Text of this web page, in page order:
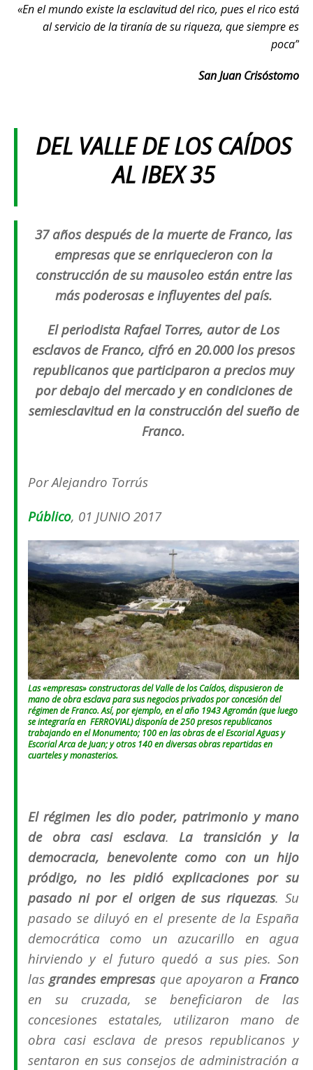
«En el mundo existe la esclavitud del rico, pues el rico está
al servicio de la tiranía de su riqueza, que siempre es
poca”
San Juan Crisóstomo
DEL VALLE DE LOS CAÍDOS
AL IBEX 35
37 años después de la muerte de Franco, las
empresas que se enriquecieron con la
construcción de su mausoleo están entre las
más poderosas e influyentes del país.
El periodista Rafael Torres, autor de Los
esclavos de Franco, cifró en 20.000 los presos
republicanos que participaron a precios muy
por debajo del mercado y en condiciones de
semiesclavitud en la construcción del sueño de
Franco.
Por Alejandro Torrús
Público, 01 JUNIO 2017
Las «empresas» constructoras del Valle de los Caídos, dispusieron de
mano de obra esclavapara sus negocios privados por concesión del
régimen de Franco. Así, por ejemplo, en el año 1943Agromán(que luego
se integraría en FERROVIAL) disponía de 250 presos republicanos
trabajando en el Monumento; 100 en las obras de el Escorial Aguas y
Escorial Arca de Juan; y otros 140 en diversas obras repartidas en
cuarteles y monasterios.
El régimen les dio poder, patrimonio y mano
de obra casi esclava.La transición y la
democracia, benevolente como con un hijo
pródigo, no les pidió explicaciones por su
pasado ni por el origen de sus riquezas. Su
pasado se diluyó en el presente de la España
democrática como un azucarillo en agua
hirviendo y el futuro quedó a sus pies. Son
lasgrandes empresasque apoyaron aFranco
en su cruzada, se beneficiaron de las
concesiones estatales, utilizaron mano de
obra casi esclava de presos republicanos y
sentaron en sus consejos de administración a